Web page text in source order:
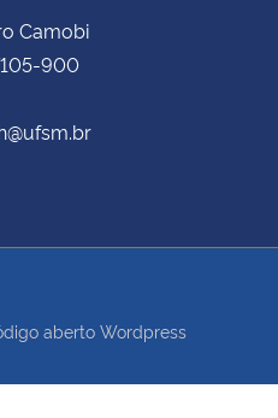
Camobi
900
aberto Wordpress